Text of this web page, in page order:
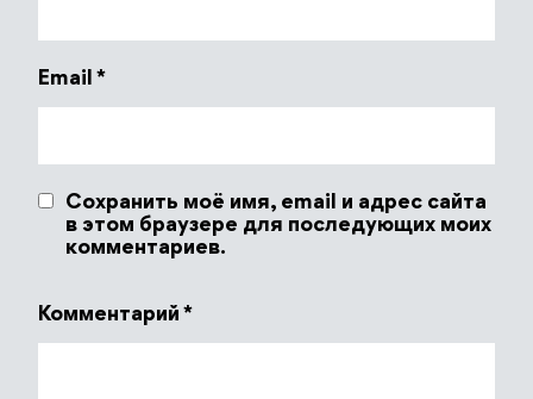
Email *
Сохранить моё имя, email и адрес сайта
в этом браузере для последующих моих
комментариев.
Комментарий *